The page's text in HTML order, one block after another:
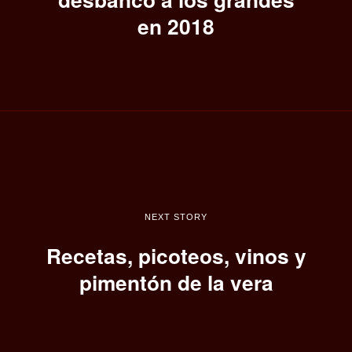
en 2018
NEXT STORY
Recetas, picoteos, vinos y
pimentón de la vera